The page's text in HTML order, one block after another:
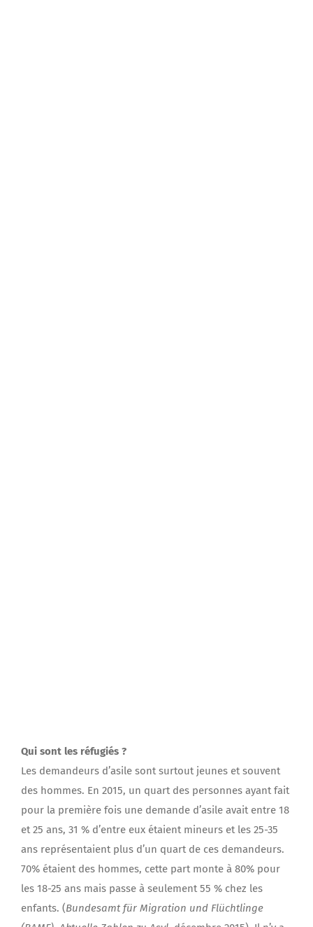
Qui sont les réfugiés ?
Les demandeurs d’asile sont surtout jeunes et souvent
des hommes. En 2015, un quart des personnes ayant fait
pour la première fois une demande d’asile avait entre 18
et 25 ans, 31 % d’entre eux étaient mineurs et les 25-35
ans représentaient plus d’un quart de ces demandeurs.
70% étaient des hommes, cette part monte à 80% pour
les 18-25 ans mais passe à seulement 55 % chez les
enfants. (Bundesamt für Migration und Flüchtlinge